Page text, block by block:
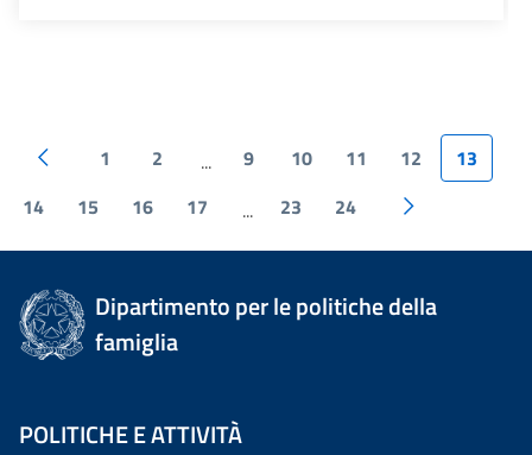
1 2 ... 9 10 11 12
13
14
15 16 17 ... 23 24
Dipartimento per le politiche della
famiglia
POLITICHE E ATTIVITÀ